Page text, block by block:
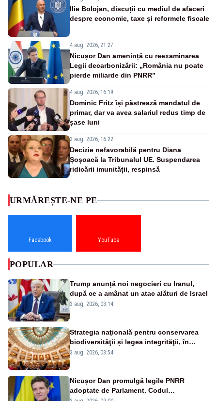
Ilie Bolojan, discuții cu mediul de afaceri
despre economie, taxe și reformele fiscale
4 aug. 2026, 21:27
Nicușor Dan amenință cu reexaminarea
Legii decarbonizării: „România nu poate
pierde miliarde din PNRR”
4 aug. 2026, 16:19
Dominic Fritz își păstrează mandatul de
primar, dar va avea salariul redus timp de
șase luni
3 aug. 2026, 16:22
Decizie nefavorabilă pentru Diana
Șoșoacă la Tribunalul UE. Suspendarea
ridicării imunității, respinsă
URMĂREȘTE-NE PE
Facebook YouTube
POPULAR
Trump anunță noi negocieri cu Iranul,
după ce a amânat un atac alături de Israel
3 aug. 2026, 08:14
Strategia naţională pentru conservarea
biodiversităţii și legea integrităţii, în
dezbatere
3 aug. 2026, 08:54
Nicușor Dan promulgă legile PNRR
adoptate de Parlament. Codul